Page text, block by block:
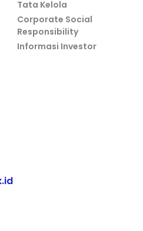
Tata Kelola
Corporate Social
Responsibility
Informasi Investor